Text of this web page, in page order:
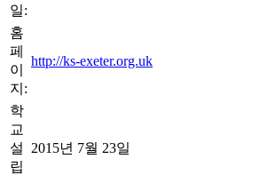
일:
홈
페
이
지:
http://ks-exeter.org.uk
학
교
설
립
2015년 7월 23일